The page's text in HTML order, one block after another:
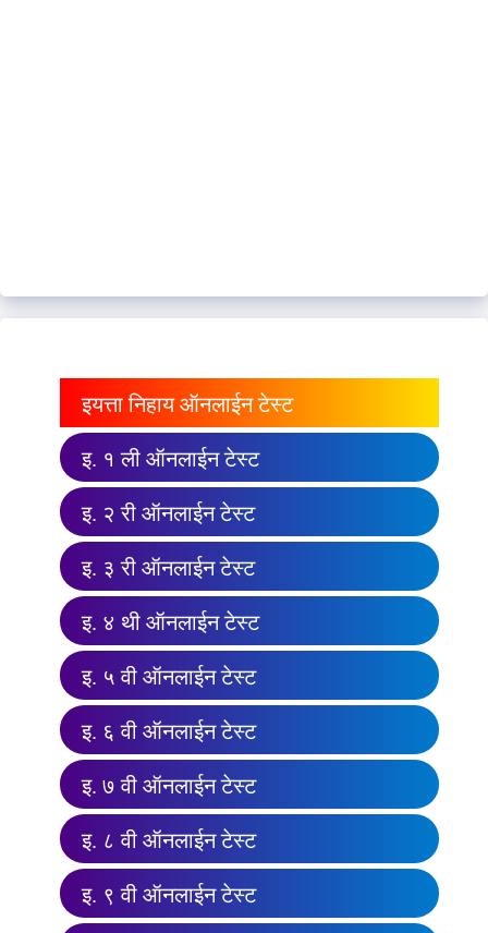
इयत्ता निहाय ऑनलाईन टेस्ट
इ. १ ली ऑनलाईन टेस्ट
इ. २ री ऑनलाईन टेस्ट
इ. ३ री ऑनलाईन टेस्ट
इ. ४ थी ऑनलाईन टेस्ट
इ. ५ वी ऑनलाईन टेस्ट
इ. ६ वी ऑनलाईन टेस्ट
इ. ७ वी ऑनलाईन टेस्ट
इ. ८ वी ऑनलाईन टेस्ट
इ. ९ वी ऑनलाईन टेस्ट